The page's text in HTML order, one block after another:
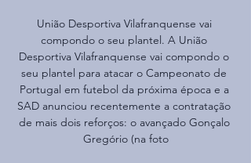
União Desportiva Vilafranquense vai
compondo o seu plantel. A União
Desportiva Vilafranquense vai compondo o
seu plantel para atacar o Campeonato de
Portugal em futebol da próxima época e a
SAD anunciou recentemente a contratação
de mais dois reforços: o avançado Gonçalo
Gregório (na foto